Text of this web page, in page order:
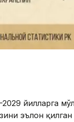
йилларга
эълон қилган